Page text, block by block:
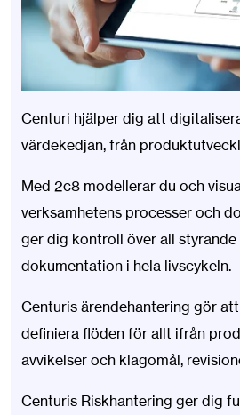
Centuri hjälper dig att
värdekedjan, från
Med 2c8 modellerar du och
verksamhetens processer och
ger dig kontroll över all
dokumentation i hela livscykeln.
Centuris ärendehantering gör
definiera flöden för allt ifrån
avvikelser och klagomål,
Centuris Riskhantering ger dig